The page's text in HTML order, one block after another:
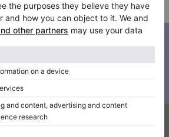
nostra newsletter
su tutte le novità di Klaviano